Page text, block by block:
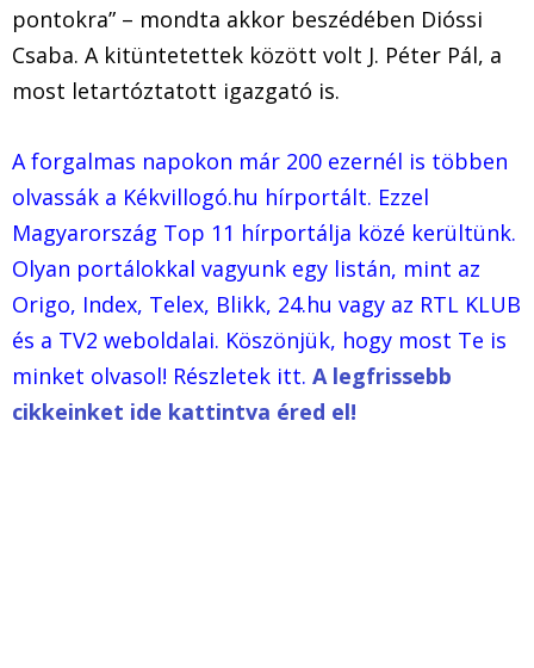
pontokra” – mondta akkor beszédében Dióssi
Csaba. A kitüntetettek között volt J. Péter Pál, a
most letartóztatott igazgató is.
A forgalmas napokon már 200 ezernél is többen
olvassák a Kékvillogó.hu hírportált. Ezzel
Magyarország Top 11 hírportálja közé kerültünk.
Olyan portálokkal vagyunk egy listán, mint az
Origo, Index, Telex, Blikk, 24.hu vagy az RTL KLUB
és a TV2 weboldalai. Köszönjük, hogy most Te is
minket olvasol! Részletek itt. A legfrissebb
cikkeinket ide kattintva éred el!